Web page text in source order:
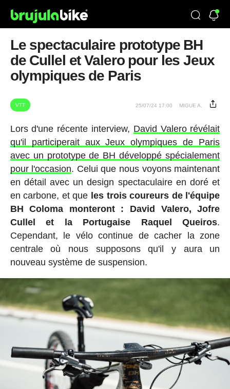
Le spectaculaire prototype BH
de Cullel et Valero pour les Jeux
olympiques de Paris
VTT 25/07/24 17:00 MIGUE A.
Lors d'une récente interview, David Valero révélait
qu'il participerait aux Jeux olympiques de Paris
avec un prototype de BH développé spécialement
pour l'occasion. Celui que nous voyons maintenant
en détail avec un design spectaculaire en doré et
en carbone, et que les trois coureurs de l'équipe
BH Coloma monteront : David Valero, Jofre
Cullel et la Portugaise Raquel Queiros.
Cependant, le vélo continue de cacher la zone
centrale où nous supposons qu'il y aura un
nouveau système de suspension.